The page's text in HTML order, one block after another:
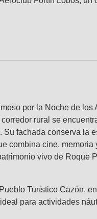
por la Noche de
rural se
fachada conserva la
combina cine,
vivo de Roque
Turístico Cazón,
para actividades